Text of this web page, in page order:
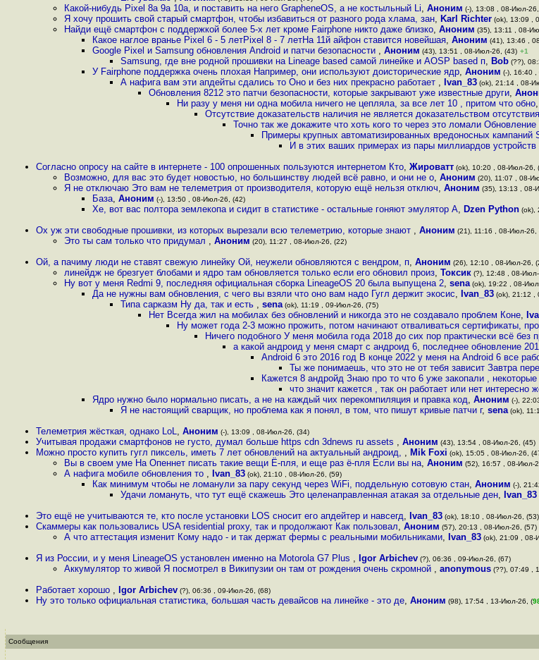
Какой-нибудь Pixel 8a 9a 10a, и поставить на него GrapheneOS, а не костыльный Li, Аноним (-), 13:08 , 08-Июл-
Я хочу прошить свой старый смартфон, чтобы избавиться от разного рода хлама, зан, Karl Richter (ok), 13:09 ,
Найди ещё смартфон с поддержкой более 5-х лет кроме Fairphone никто даже близко, Аноним (35), 13:11 , 08-
Какое наглое вранье Pixel 6 - 5 летPixel 8 - 7 летНа 11й айфон ставится новейшая, Аноним (41), 13:46 ,
Google Pixel и Samsung обновления Android и патчи безопасности , Аноним (43), 13:51 , 08-Июл-26, (43) +1
Samsung, где вне родной прошивки на Lineage based самой линейке и AOSP based п, Bob (??),
У Fairphone поддержка очень плохая Например, они используют доисторические ядр, Аноним (-), 16:40
А нафига вам эти апдейты сдались то Оно и без них прекрасно работает , Ivan_83 (ok), 21:14 , 08-
Обновления 8212 это патчи безопасности, которые закрывают уже известные други,
Ни разу у меня ни одна мобила ничего не цепляла, за все лет 10 , притом что обно,
Отсутствие доказательств наличия не является доказательством
Точно так же докажите что хоть кого то через это ломали Обновление
Примеры крупных автоматизированных вредоносных кампаний
И в этих ваших примерах из пары миллиардов
Согласно опросу на сайте в интернете - 100 опрошенных пользуются интернетом Кто, Жироватт (ok), 10:20 , 08-Июл-26,
Возможно, для вас это будет новостью, но большинству людей всё равно, и они не о, Аноним (20), 11:07 , 08-
Я не отключаю Это вам не телеметрия от производителя, которую ещё нельзя отключ, Аноним (35), 13:13 , 08-
База, Аноним (-), 13:50 , 08-Июл-26, (42)
Хе, вот вас полтора землекопа и сидит в статистике - остальные гоняют эмулятор А, Dzen Python (ok),
Ох уж эти свободные прошивки, из которых вырезали всю телеметрию, которые знают , Аноним (21), 11:16 , 08-Июл-26,
Это ты сам только что придумал , Аноним (20), 11:27 , 08-Июл-26, (22)
Ой, а пачиму люди не ставят свежую линейку Ой, неужели обновляются с вендром, п, Аноним (26), 12:10 , 08-Июл-26,
линейдж не брезгует блобами и ядро там обновляется только если его обновил произ, Токсик (?), 12:48 , 08-
Ну вот у меня Redmi 9, последняя официальная сборка LineageOS 20 была выпущена 2, sena (ok), 19:22 , 08-
Да не нужны вам обновления, с чего вы взяли что оно вам надо Гугл держит экосис, Ivan_83 (ok), 21:12 ,
Типа сарказм Ну да, так и есть , sena (ok), 11:19 , 09-Июл-26, (75)
Нет Всегда жил на мобилах без обновлений и никогда это не создавало проблем Коне,
Ну может года 2-3 можно прожить, потом начинают отваливаться сертификаты,
Ничего подобного У меня мобила года 2018 до сих пор практически всё без
а какой андроид у меня смарт с андроид 6, последнее обновление
Android 6 это 2016 год В конце 2022 у меня на Android 6 все
Ты же понимаешь, что это не от тебя зависит Завтра
Кажется 8 андройд Знаю про то что 6 уже закопали ,
что значит кажется , так он работает или нет интересно
Ядро нужно было нормально писать, а не на каждый чих перекомпиляция и правка код, Аноним (-),
Я не настоящий сварщик, но проблема как я понял, в том, что пишут кривые патчи г, sena (ok),
Телеметрия жёсткая, однако LoL, Аноним (-), 13:09 , 08-Июл-26, (34)
Учитывая продажи смартфонов не густо, думал больше https cdn 3dnews ru assets , Аноним (43), 13:54 , 08-Июл-26, (45)
Можно просто купить гугл пиксель, иметь 7 лет обновлений на актуальный андроид, , Mik Foxi (ok), 15:05 , 08-Июл-26,
Вы в своем уме На Опеннет писать такие вещи Ё-пля, и еще раз ё-пля Если вы на, Аноним (52), 16:57 , 08-Июл-
А нафига мобиле обновления то , Ivan_83 (ok), 21:10 , 08-Июл-26, (59)
Как минимум чтобы не ломанули за пару секунд через WiFi, поддельную сотовую стан, Аноним (-),
Удачи ломануть, что тут ещё скажешь Это целенаправленная атакая за отдельные ден, Ivan_83
Это ещё не учитываются те, кто после установки LOS сносит его апдейтер и навсегд, Ivan_83 (ok), 18:10 , 08-Июл-26, (53)
Скаммеры как пользовались USA residential proxy, так и продолжают Как пользовал, Аноним (57), 20:13 , 08-Июл-26, (57)
А что аттестация изменит Кому надо - и так держат фермы с реальными мобильниками, Ivan_83 (ok), 21:09 , 08-
Я из России, и у меня LineageOS установлен именно на Motorola G7 Plus , Igor Arbichev (?), 06:36 , 09-Июл-26, (67)
Аккумулятор то живой Я посмотрел в Википузии он там от рождения очень скромной , anonymous (??), 07:49 ,
Работает хорошо , Igor Arbichev (?), 06:36 , 09-Июл-26, (68)
Ну это только официальная статистика, большая часть девайсов на линейке - это де, Аноним (98), 17:54 , 13-Июл-26, (
Сообщения